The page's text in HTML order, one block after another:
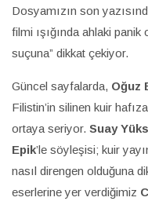
Dosyamızın son
filmi ışığında ahlaki panik
suçuna” dikkat çekiyor.
Güncel sayfalarda, Oğuz
Filistin’in silinen kuir
ortaya seriyor. Suay
Epik’le söyleşisi; kuir
nasıl direngen olduğuna
eserlerine yer verdiğimiz